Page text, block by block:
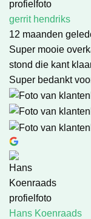
gerrit hendriks
12 maanden
Super mooie
stond die kant
Super bedankt
Hans Koenraads